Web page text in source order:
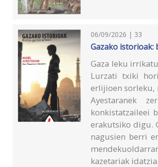
06/09/2026 | 33
Gazako istorioak:
Gaza leku
Lurzati txiki
erlijioen sorleku,
Ayestaranek
konkistatzaileei
erakutsiko digu.
nagusien berri
kazetariak idatzia.